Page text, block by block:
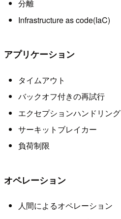
分離
Infrastructure as code(IaC)
アプリケーション
タイムアウト
バックオフ付きの再試行
エクセプションハンドリング
サーキットブレイカー
負荷制限
オペレーション
人間によるオペレーション